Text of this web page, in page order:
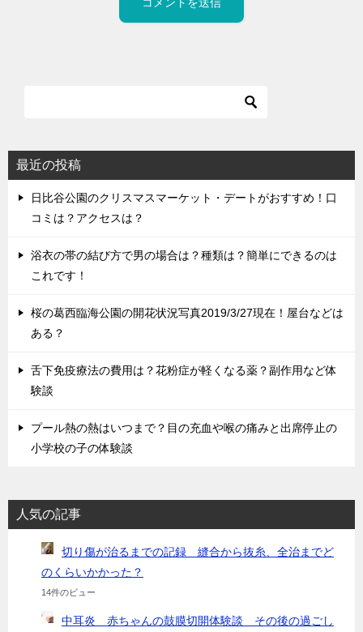
最近の投稿
日比谷公園のクリスマスマーケット・デートがおすすめ！口
コミは？アクセスは？
浴衣の帯の結び方で男の場合は？種類は？簡単にできるのは
これです！
桜の葛西臨海公園の開花状況写真2019/3/27現在！屋台などは
ある？
舌下免疫療法の費用は？花粉症が軽くなる薬？副作用など体
験談
プール熱の熱はいつまで？目の充血や喉の痛みと出席停止の
小学校の子の体験談
人気の記事
切り傷が治るまでの記録 縫合から抜糸、全治までど
のくらいかかった？
14件のビュー
中耳炎 赤ちゃんの鼓膜切開体験談 その後の過ごし